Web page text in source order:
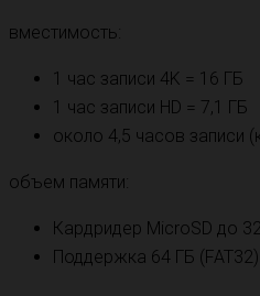
вместимость:
1 час записи 4K = 16 ГБ
1 час записи HD = 7,1 ГБ
около 4,5 часов записи
объем памяти:
Кардридер MicroSD до
Поддержка 64 ГБ (FAT32)